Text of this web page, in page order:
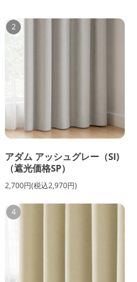
2
アダム アッシュグレー（SI)
（遮光価格SP）
2,700円(税込2,970円)
4